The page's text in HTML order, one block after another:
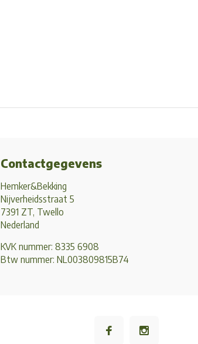
Contactgegevens
Hemker&Bekking
Nijverheidsstraat 5
7391 ZT, Twello
Nederland
KVK nummer: 8335 6908
Btw nummer: NL003809815B74